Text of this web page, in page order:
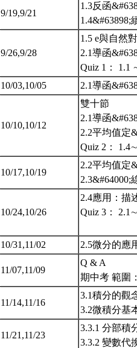
9/19,9/21
1.3反函
1.4&#63898;
9/26,9/28
1.5 e與自然
2.1導函
Quiz 1： 1.1
10/03,10/05 2.1導函
10/10,10/12
雙十節
2.1導函
2.2平均值定
Quiz 2：
10/17,10/19
2.2平均值定
10/24,10/26
2.4應用：描
Quiz 3：
10/31,11/02 2.5微分的應
11/07,11/09
Q & A
期中考 範圍
11/14,11/16
3.1積分的觀
3.2微積分基
11/21,11/23
3.3.1 分部積
3.3.2 變數代